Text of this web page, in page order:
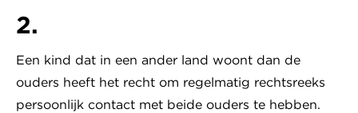
2.
Een kind dat in een ander land woont dan de
ouders heeft het recht om regelmatig rechtsreeks
persoonlijk contact met beide ouders te hebben.